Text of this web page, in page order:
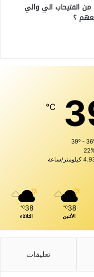
الفتيحاب الي والي
؟
℃
كيلومتر/ساعة
38
℃
الأثنين
38
℃
الثلاثاء
تعليقات